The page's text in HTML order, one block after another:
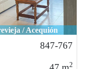
/ Acequión
847-767
2